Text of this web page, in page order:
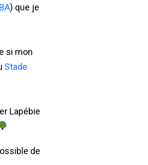
) que je
si mon
Stade
Lapébie
de